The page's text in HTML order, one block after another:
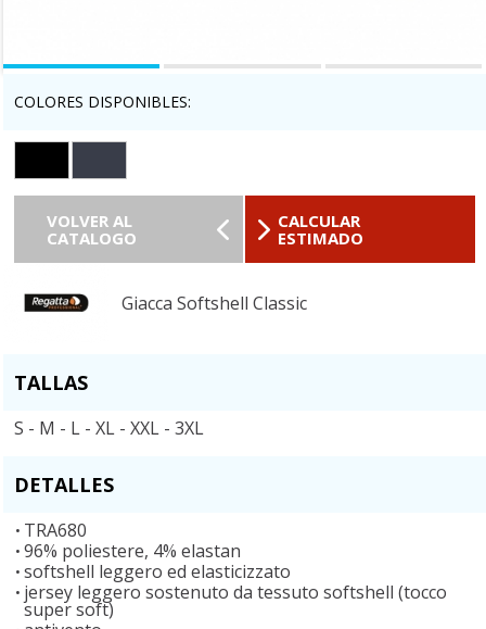
COLORES DISPONIBLES:
VOLVER AL
CATALOGO
CALCULAR
ESTIMADO
Giacca Softshell Classic
TALLAS
S - M - L - XL - XXL - 3XL
DETALLES
TRA680
96% poliestere, 4% elastan
softshell leggero ed elasticizzato
jersey leggero sostenuto da tessuto softshell (tocco
super soft)